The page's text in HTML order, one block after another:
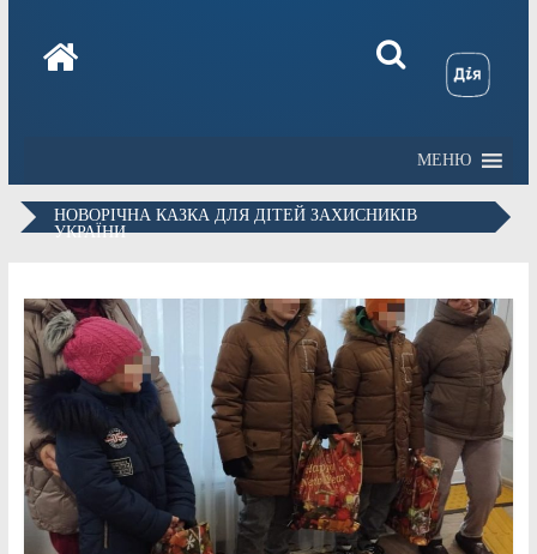
МЕНЮ
НОВОРІЧНА КАЗКА ДЛЯ ДІТЕЙ ЗАХИСНИКІВ
УКРАЇНИ